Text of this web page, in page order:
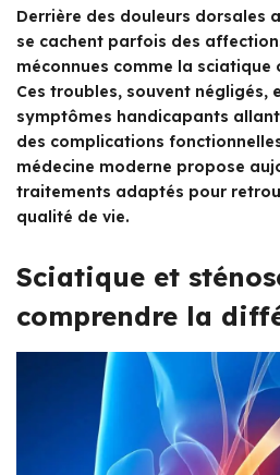
Derrière des douleurs dorsales
se cachent parfois des
méconnues comme la sciatique
Ces troubles, souvent négligés,
symptômes handicapants
des complications
médecine moderne propose
traitements adaptés pour
qualité de vie.
Sciatique et
comprendre la